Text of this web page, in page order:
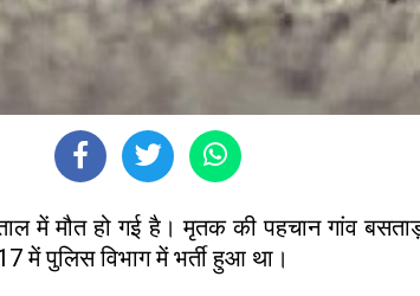
में मौत हो गई है। मृतक की पहचान गांव
में पुलिस विभाग में भर्ती हुआ था।